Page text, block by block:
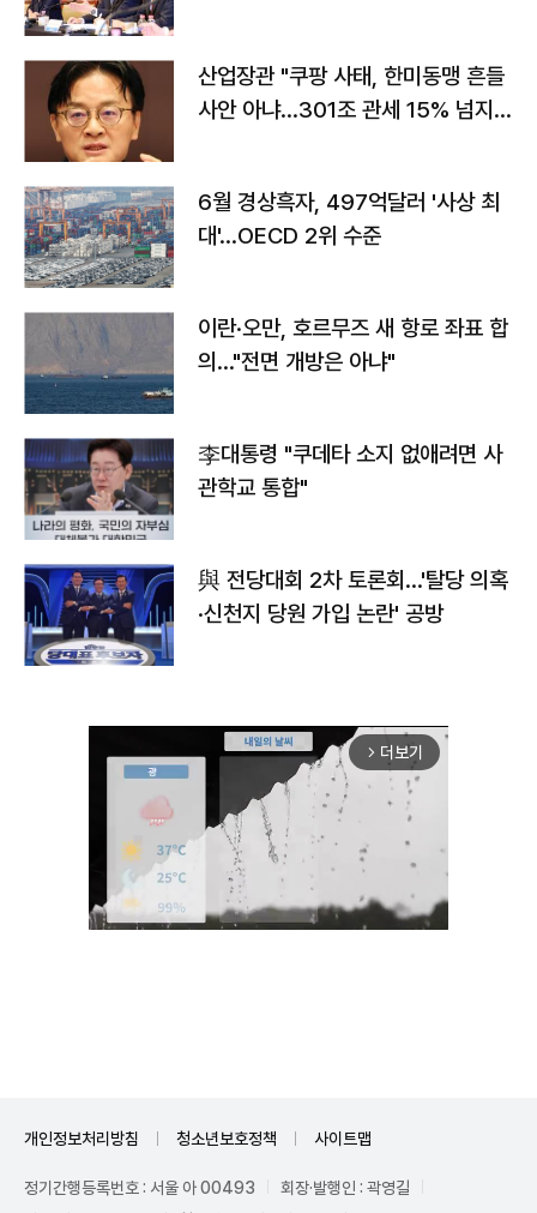
산업장관 "쿠팡 사태, 한미동맹 흔들
사안 아냐…301조 관세 15% 넘지
6월 경상흑자, 497억달러 '사상 최
대'…OECD 2위 수준
이란·오만, 호르무즈 새 항로 좌표 합
의…"전면 개방은 아냐"
李대통령 "쿠데타 소지 없애려면 사
관학교 통합"
與 전당대회 2차 토론회…'탈당 의혹
·신천지 당원 가입 논란' 공방
arrow_forward_ios 더보기
개인정보처리방침 청소년보호정책 사이트맵
정기간행등록번호 : 서울 아 00493
회장·발행인 : 곽영길